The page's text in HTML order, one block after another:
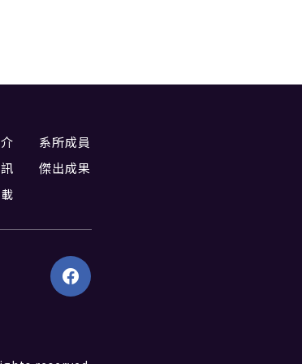
系所成員
傑出成果